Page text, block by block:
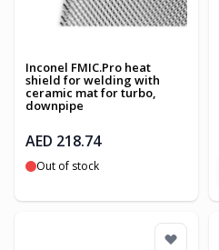
Inconel FMIC.Pro heat
shield for welding with
ceramic mat for turbo,
downpipe
AED 218.74
Out of stock